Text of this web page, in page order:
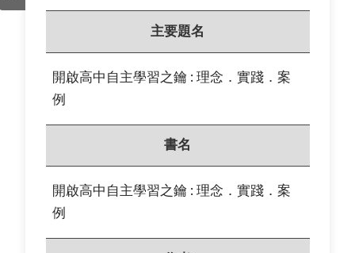
主要題名
開啟高中自主學習之鑰 : 理念．實踐．案
例
書名
開啟高中自主學習之鑰 : 理念．實踐．案
例